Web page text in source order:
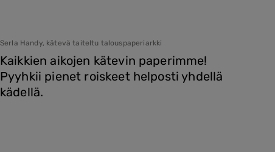
Serla Handy, kätevä taiteltu talouspaperiarkki
Kaikkien aikojen kätevin paperimme!
Pyyhkii pienet roiskeet helposti yhdellä
kädellä.